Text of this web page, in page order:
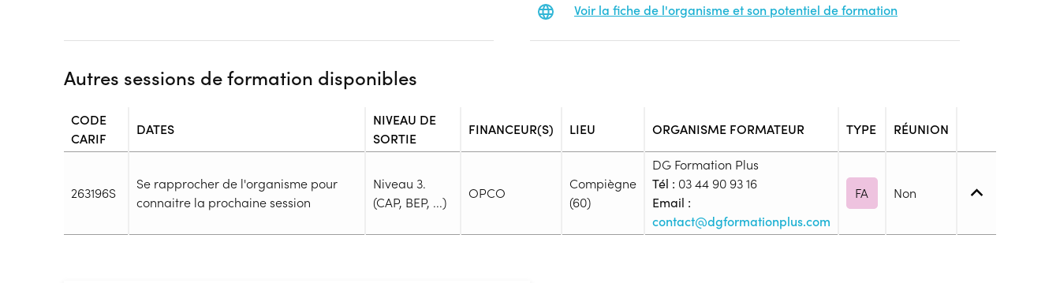
Voir la fiche de l'organisme et son potentiel de formation
Autres sessions de formation disponibles
CODE
CARIF
DATES
NIVEAU DE
SORTIE
FINANCEUR(S) LIEU ORGANISME FORMATEUR TYPE RÉUNION
263196S
Se rapprocher de l'organisme pour
connaitre la prochaine session
Niveau 3.
(CAP, BEP, ...)
OPCO
Compiègne
(60)
DG Formation Plus
Tél : 03 44 90 93 16
Email :
contact@dgformationplus.com
FA Non